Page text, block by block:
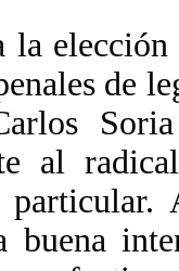
la elección
de
al
buena